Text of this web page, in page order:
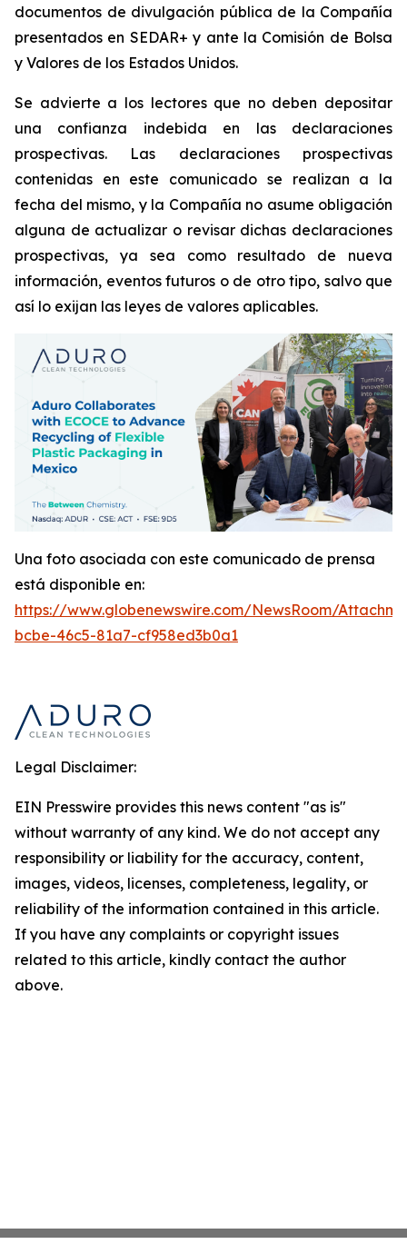
documentos de divulgación pública de la Compañía
presentados en SEDAR+ y ante la Comisión de Bolsa
y Valores de los Estados Unidos.
Se advierte a los lectores que no deben depositar
una confianza indebida en las declaraciones
prospectivas. Las declaraciones prospectivas
contenidas en este comunicado se realizan a la
fecha del mismo, y la Compañía no asume obligación
alguna de actualizar o revisar dichas declaraciones
prospectivas, ya sea como resultado de nueva
información, eventos futuros o de otro tipo, salvo que
así lo exijan las leyes de valores aplicables.
Una foto asociada con este comunicado de prensa
está disponible en:
https://www.globenewswire.com/NewsRoom/
bcbe-46c5-81a7-cf958ed3b0a1
Legal Disclaimer:
EIN Presswire provides this news content "as is"
without warranty of any kind. We do not accept any
responsibility or liability for the accuracy, content,
images, videos, licenses, completeness, legality, or
reliability of the information contained in this article.
If you have any complaints or copyright issues
related to this article, kindly contact the author
above.